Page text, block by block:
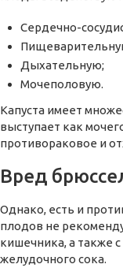
Сердечно-
Дыхательную;
Мочеполовую.
Капуста имеет
выступает как
противораковое и
Вред
Однако, есть и
плодов не
кишечника, а также
желудочного сока.